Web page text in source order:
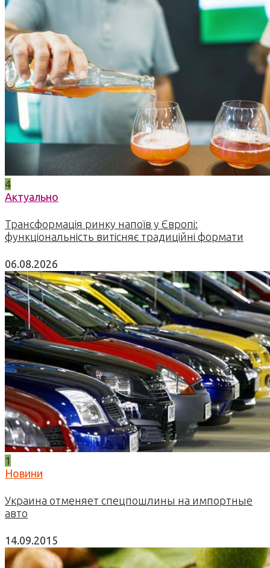
4
Актуально
Трансформація ринку напоїв у Європі:
функціональність витісняє традиційні формати
06.08.2026
1
Новини
Украина отменяет спецпошлины на импортные
авто
14.09.2015